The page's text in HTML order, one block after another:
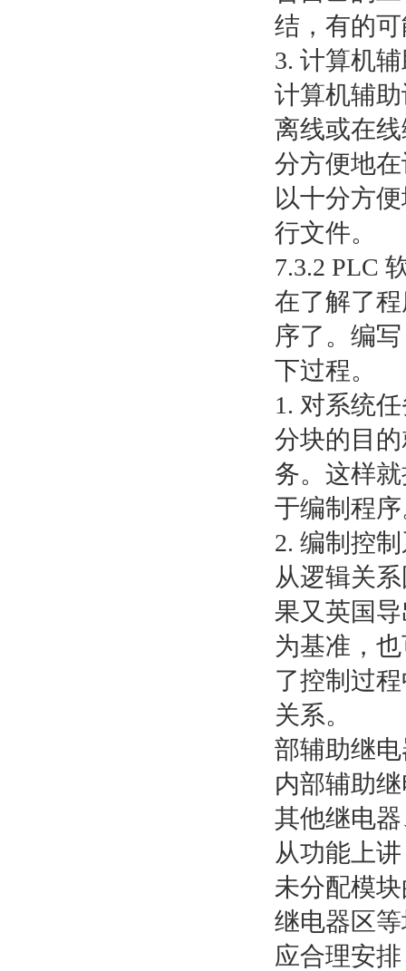
结，有的
3. 计算机
计算机辅
离线或在
分方便地
以十分方
行文件。
7.3.2 PLC
在了解了
序了。编
下过程。
1. 对系统
分块的目
务。这样
于编制程
2. 编制控
从逻辑关
果又英国
为基准，
了控制过
关系。
部辅助继
内部辅助
其他继电
从功能上
未分配模
继电器区
应合理安